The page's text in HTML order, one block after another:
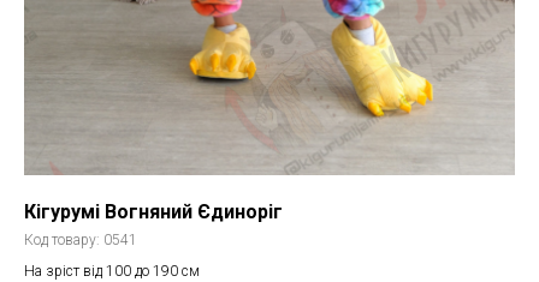
Кігурумі Вогняний Єдиноріг
Код товару: 0541
На зріст від 100 до 190 см